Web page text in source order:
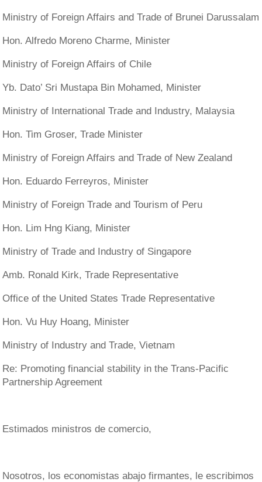
Ministry of Foreign Affairs and Trade of Brunei Darussalam
Hon. Alfredo Moreno Charme, Minister
Ministry of Foreign Affairs of Chile
Yb. Dato’ Sri Mustapa Bin Mohamed, Minister
Ministry of International Trade and Industry, Malaysia
Hon. Tim Groser, Trade Minister
Ministry of Foreign Affairs and Trade of New Zealand
Hon. Eduardo Ferreyros, Minister
Ministry of Foreign Trade and Tourism of Peru
Hon. Lim Hng Kiang, Minister
Ministry of Trade and Industry of Singapore
Amb. Ronald Kirk, Trade Representative
Office of the United States Trade Representative
Hon. Vu Huy Hoang, Minister
Ministry of Industry and Trade, Vietnam
Re: Promoting financial stability in the Trans-Pacific
Partnership Agreement
Estimados ministros de comercio,
Nosotros, los economistas abajo firmantes, le escribimos